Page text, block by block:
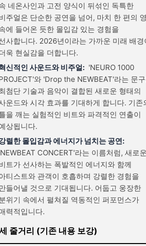
네온사인과 고전 양식이 뒤섞인 독특한
주얼은 단순한 공연을 넘어, 마치 한 편의
에 들어온 듯한 몰입감 있는 경험을
사합니다. 2026년이라는 가까운 미래 배경
욱 현실감을 더합니다.
신적인 사운드와 비주얼: 'NEURO 1000
와 'Drop the NEWBEAT'라는 문
첨단 기술과 음악이 결합된 새로운 형태의
운드와 시각 효과를 기대하게 합니다. 기존
을 깨는 실험적인 비트와 파격적인 연출이
상됩니다.
렬한 몰입감과 에너지가 넘치는 공연:
CONCERT'라는 이름처럼, 새로운
트가 선사하는 폭발적인 에너지와 함께
티스트와 관객이 호흡하며 강렬한 경험을
들어낼 것으로 기대됩니다. 어둡고 웅장한
위기 속에서 펼쳐질 역동적인 퍼포먼스가
력적입니다.
줄거리 (기존 내용 보강)